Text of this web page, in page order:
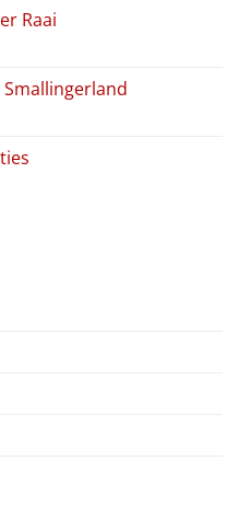
Raai